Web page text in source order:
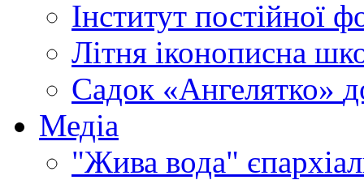
Інститут постійної
Літня іконописна
Садок «Ангелятко»
Медіа
"Жива вода"